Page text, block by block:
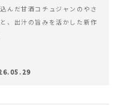
んだ甘酒コチュジャンのやさ
、出汁の旨みを活かした新作